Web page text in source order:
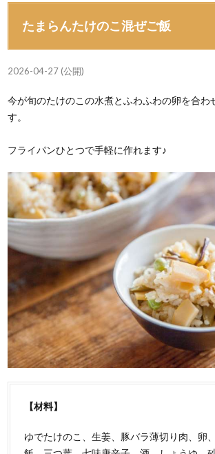
たまらんたけのこ混ぜご飯
2026-04-27 (公開)
今が旬のたけのこの水煮とふわふわの卵を合わ
す。
フライパンひとつで手軽に作れます♪
【材料】
ゆでたけのこ、生姜、豚バラ薄切り肉、卵